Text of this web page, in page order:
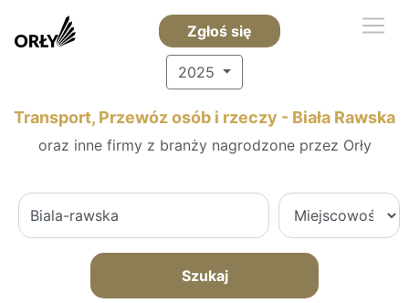
Zgłoś się
2025
Transport, Przewóz osób i rzeczy - Biała Rawska
oraz inne firmy z branży nagrodzone przez Orły
Szukaj